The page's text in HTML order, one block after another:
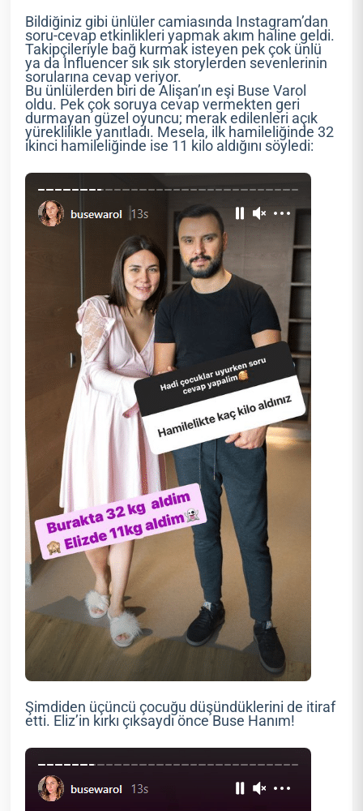
Bildiğiniz gibi ünlüler camiasında Instagram’dan
soru-cevap etkinlikleri yapmak akım haline geldi.
Takipçileriyle bağ kurmak isteyen pek çok ünlü
ya da Influencer sık sık storylerden sevenlerinin
sorularına cevap veriyor.
Bu ünlülerden biri de Alişan’ın eşi Buse Varol
oldu. Pek çok soruya cevap vermekten geri
durmayan güzel oyuncu; merak edilenleri açık
yüreklilikle yanıtladı. Mesela, ilk hamileliğinde 32
ikinci hamileliğinde ise 11 kilo aldığını söyledi:
Şimdiden üçüncü çocuğu düşündüklerini de itiraf
etti. Eliz’in kırkı çıksaydı önce Buse Hanım!